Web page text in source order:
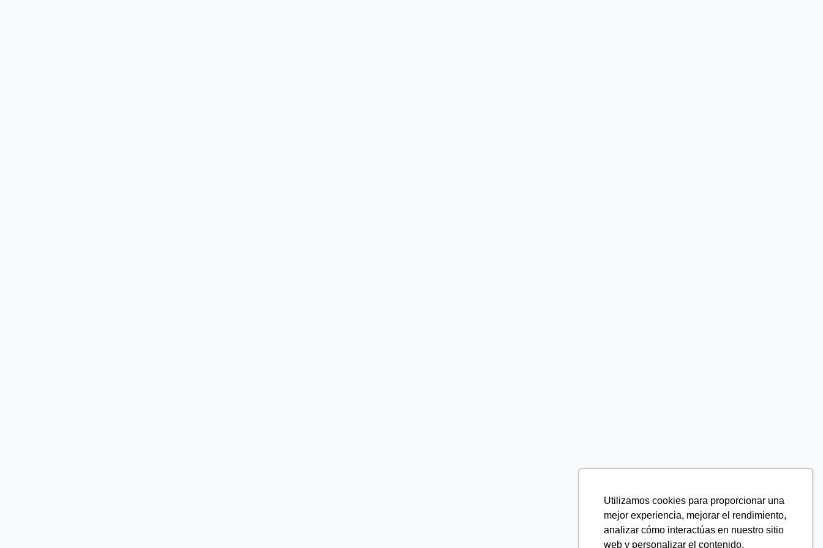
Utilizamos cookies para proporcionar una
mejor experiencia, mejorar el rendimiento,
analizar cómo interactúas en nuestro sitio
web y personalizar el contenido.